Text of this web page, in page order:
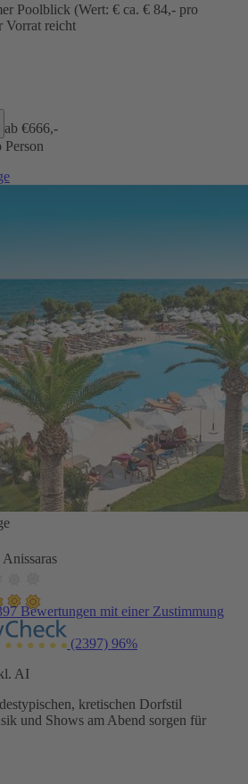
Poolblick (Wert: € ca. € 84,- pro
Vorrat reicht
ab €666,-
Person
Bewertungen mit einer Zustimmung
(2397) 96%
AI
kretischen Dorfstil
und Shows am Abend sorgen für